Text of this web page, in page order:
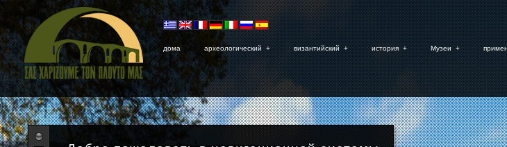
дома археологический+ византийский+ история+ Музеи+